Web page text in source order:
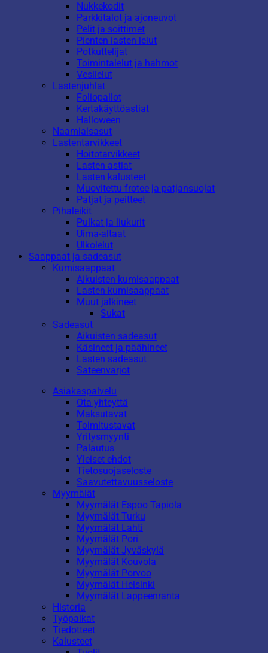
Nukkekodit
Parkkitalot ja ajoneuvot
Pelit ja soittimet
Pienten lasten lelut
Potkuttelijat
Toimintalelut ja hahmot
Vesilelut
Lastenjuhlat
Foliopallot
Kertakäyttöastiat
Halloween
Naamiaisasut
Lastentarvikkeet
Hoitotarvikkeet
Lasten astiat
Lasten kalusteet
Muovitettu frotee ja patjansuojat
Patjat ja peitteet
Pihaleikit
Pulkat ja liukurit
Uima-altaat
Ulkolelut
Saappaat ja sadeasut
Kumisaappaat
Aikuisten kumisaappaat
Lasten kumisaappaat
Muut jalkineet
Sukat
Sadeasut
Aikuisten sadeasut
Käsineet ja päähineet
Lasten sadeasut
Sateenvarjot
Asiakaspalvelu
Ota yhteyttä
Maksutavat
Toimitustavat
Yritysmyynti
Palautus
Yleiset ehdot
Tietosuojaseloste
Saavutettavuusseloste
Myymälät
Myymälät Espoo Tapiola
Myymälät Turku
Myymälät Lahti
Myymälät Pori
Myymälät Jyväskylä
Myymälät Kouvola
Myymälät Porvoo
Myymälät Helsinki
Myymälät Lappeenranta
Historia
Työpaikat
Tiedotteet
Kalusteet